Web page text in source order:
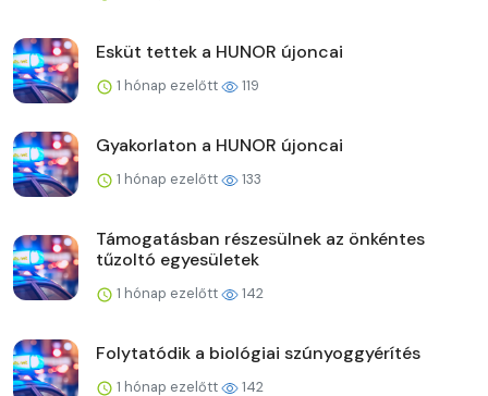
Esküt tettek a HUNOR újoncai
1 hónap ezelőtt 119
Gyakorlaton a HUNOR újoncai
1 hónap ezelőtt 133
Támogatásban részesülnek az önkéntes
tűzoltó egyesületek
1 hónap ezelőtt 142
Folytatódik a biológiai szúnyoggyérítés
1 hónap ezelőtt 142